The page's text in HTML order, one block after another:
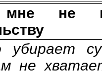
мне не
убирает
не